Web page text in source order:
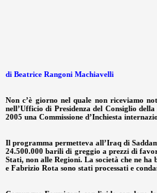
di Beatrice Rangoni Machiavelli
Non c’è giorno nel quale non riceviamo
nell’Ufficio di Presidenza del Consiglio
2005 una Commissione d’Inchiesta
Il programma permetteva all’Iraq di
24.500.000 barili di greggio a prezzi di
Stati, non alle Regioni. La società che ne
e Fabrizio Rota sono stati processati e